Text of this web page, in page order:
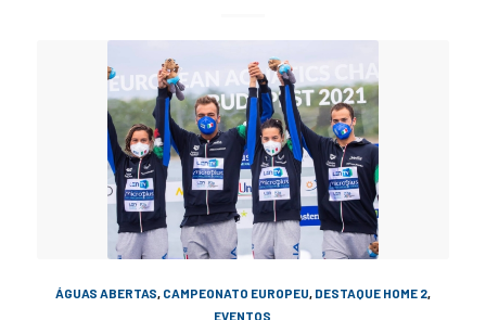
ÁGUAS ABERTAS, CAMPEONATO EUROPEU, DESTAQUE HOME 2,
EVENTOS